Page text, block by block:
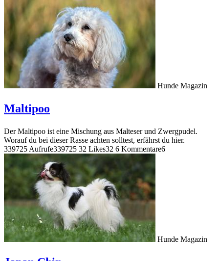
Hunde Magazin
Maltipoo
Der Maltipoo ist eine Mischung aus Malteser und Zwergpudel.
Worauf du bei dieser Rasse achten solltest, erfährst du hier.
339725 Aufrufe339725 32 Likes32 6 Kommentare6
Hunde Magazin